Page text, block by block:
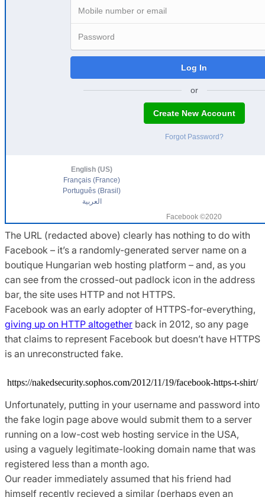
The URL (redacted above) clearly has nothing to do with
Facebook – it’s a randomly-generated server name on a
boutique Hungarian web hosting platform – and, as you
can see from the crossed-out padlock icon in the address
bar, the site uses HTTP and not HTTPS.
Facebook was an early adopter of HTTPS-for-everything,
giving up on HTTP altogether back in 2012, so any page
that claims to represent Facebook but doesn’t have HTTPS
is an unreconstructed fake.
https://nakedsecurity.sophos.com/2012/11/19/facebook-https-t-shirt/
Unfortunately, putting in your username and password into
the fake login page above would submit them to a server
running on a low-cost web hosting service in the USA,
using a vaguely legitimate-looking domain name that was
registered less than a month ago.
Our reader immediately assumed that his friend had
himself recently recieved a similar (perhaps even an